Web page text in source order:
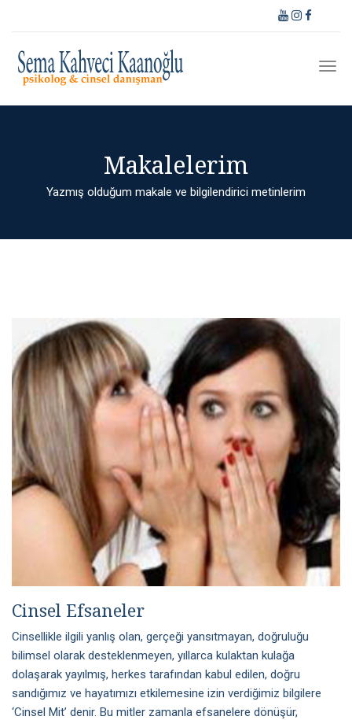
Makalelerim
Yazmış olduğum makale ve bilgilendirici metinlerim
Cinsel Efsaneler
Cinsellikle ilgili yanlış olan, gerçeği yansıtmayan, doğruluğu
bilimsel olarak desteklenmeyen, yıllarca kulaktan kulağa
dolaşarak yayılmış, herkes tarafından kabul edilen, doğru
sandığımız ve hayatımızı etkilemesine izin verdiğimiz bilgilere
‘Cinsel Mit’ denir. Bu mitler zamanla efsanelere dönüşür,